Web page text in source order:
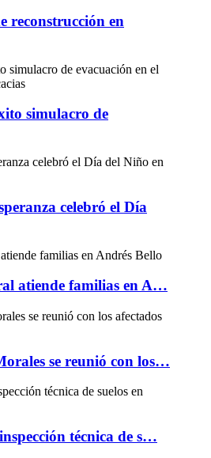
reconstrucción en
simulacro de
celebró el Día
atiende familias en A…
se reunió con los…
técnica de s…